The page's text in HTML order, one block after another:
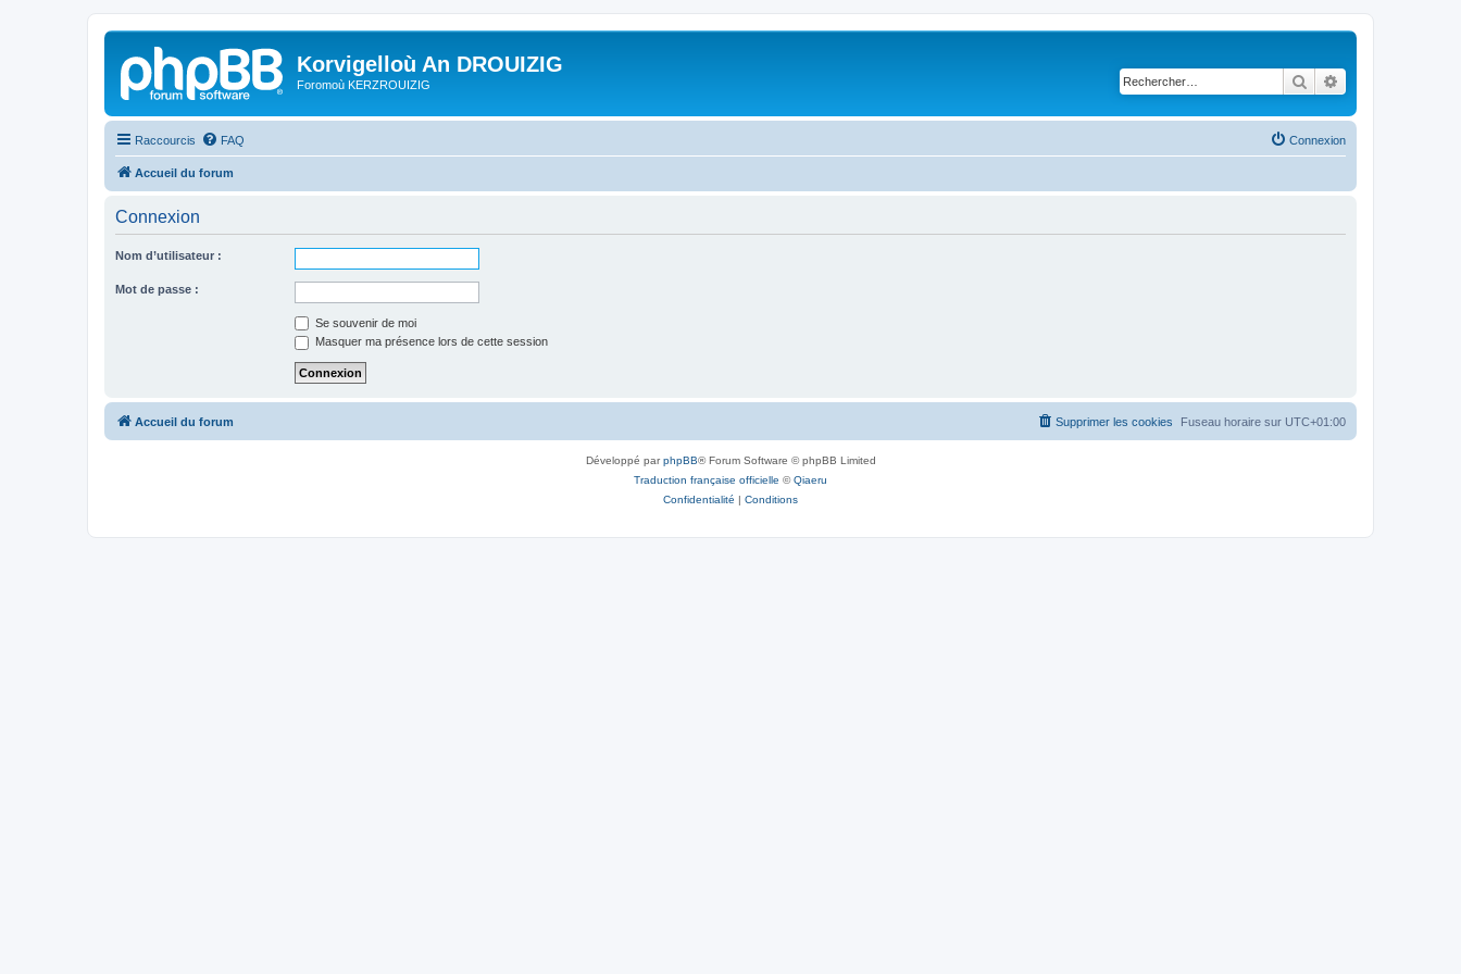
Korvigelloù An DROUIZIG
Foromoù KERZROUIZIG Rechercher
Raccourcis FAQ Connexion
Accueil du forum
Connexion
Nom d’utilisateur :
Mot de passe :
Se souvenir de moi
Masquer ma présence lors de cette session
Accueil du forum Fuseau horaire sur UTC+01:00
Supprimer les cookies
Développé parphpBB® Forum Software © phpBB Limited
Traduction française officielle ©Qiaeru
Confidentialité | Conditions